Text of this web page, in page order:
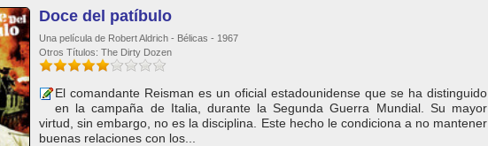
Doce del patíbulo
Una película de Robert Aldrich - Bélicas - 1967
Otros Títulos: The Dirty Dozen
El comandante Reisman es un oficial estadounidense que se ha distinguido
en la campaña de Italia, durante la Segunda Guerra Mundial. Su mayor
virtud, sin embargo, no es la disciplina. Este hecho le condiciona a no mantener
buenas relaciones con los...